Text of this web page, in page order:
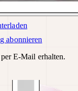
abonnieren
E-Mail erhalten.